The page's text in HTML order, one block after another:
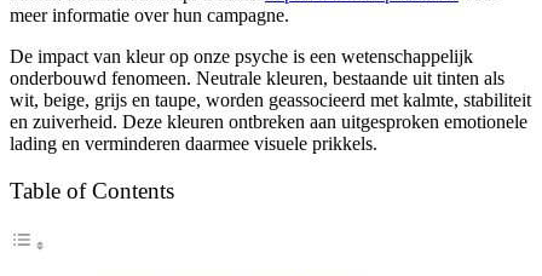
meer informatie over hun campagne.
De impact van kleur op onze psyche is een wetenschappelijk
onderbouwd fenomeen. Neutrale kleuren, bestaande uit tinten als
wit, beige, grijs en taupe, worden geassocieerd met kalmte, stabiliteit
en zuiverheid. Deze kleuren ontbreken aan uitgesproken emotionele
lading en verminderen daarmee visuele prikkels.
Table of Contents